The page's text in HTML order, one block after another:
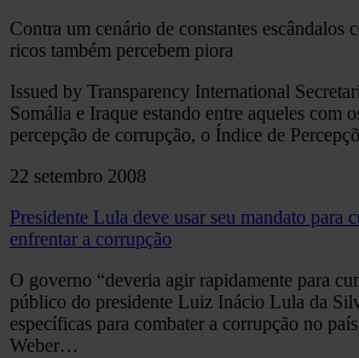
Contra um cenário de constantes escândalos
ricos também percebem piora
Issued by Transparency International
Somália e Iraque estando entre aqueles com
percepção de corrupção, o Índice de
22 setembro 2008
Presidente Lula deve usar seu mandato para
enfrentar a corrupção
O governo “deveria agir rapidamente para
público do presidente Luiz Inácio Lula da
específicas para combater a corrupção no
Weber…